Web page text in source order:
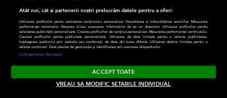
tvhappy.ro
useit.ro
chefi.ro
zutv.ro
Trends AntenaPLAY
Atât noi, cât și partenerii noștri prelucrăm datele pentru a oferi:
Utilizarea profilurilor pentru selectarea conținutului personalizat. Dezvoltarea și îmbunătățirea serviciilor. Măsurarea
performanței reclamelor. Stocarea și/sau accesarea informațiilor de pe un dispozitiv. Utilizarea profilurilor pentru
selectarea publicității personalizate. Crearea profilurilor de conținut personalizat. Măsurarea performanței conținutului.
Crearea profilurilor pentru publicitate personalizată. Utilizarea de date limitate pentru a selecta publicitatea.
Înțelegerea publicului prin statistici sau combinații de date din surse diferite. Utilizarea datelor limitate pentru a
selecta conținutul. Date precise de geolocație și identificarea prin scanarea dispozitivului.
Listă parteneri (furnizori)
ACCEPT TOATE
VREAU SA MODIFIC SETARILE INDIVIDUAL